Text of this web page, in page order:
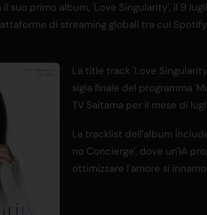
suo primo album, 'Love Singularity', il 9
di streaming globali tra cui
La title track 'Love
sigla finale del programma
TV Saitama per il mese di
La tracklist dell'album
no Concierge', dove un'IA
ottimizzare l'amore si